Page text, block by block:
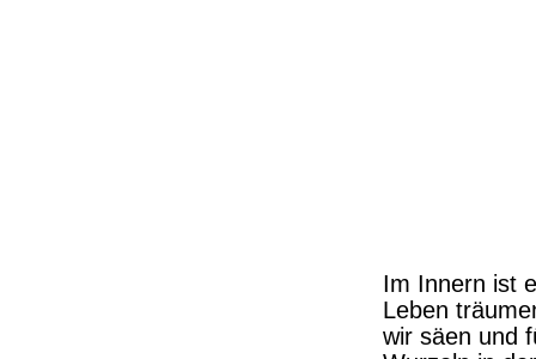
Im Innern ist
Leben
wir säen und